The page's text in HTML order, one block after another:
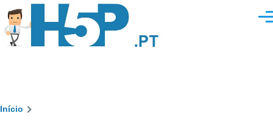
Passar para o conteúdo principal
Navegação
Início